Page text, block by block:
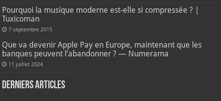
Pourquoi la musique moderne est-elle si compressée ? |
Tuxicoman
7 septembre 2015
Que va devenir Apple Pay en Europe, maintenant que les
banques peuvent l’abandonner ? — Numerama
11 juillet 2024
Derniers articles